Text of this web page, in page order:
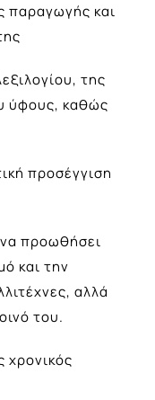
παραγωγής και
της
ύφους, καθώς
προσέγγιση
προωθήσει
και την
αλλά
του.
χρονικός